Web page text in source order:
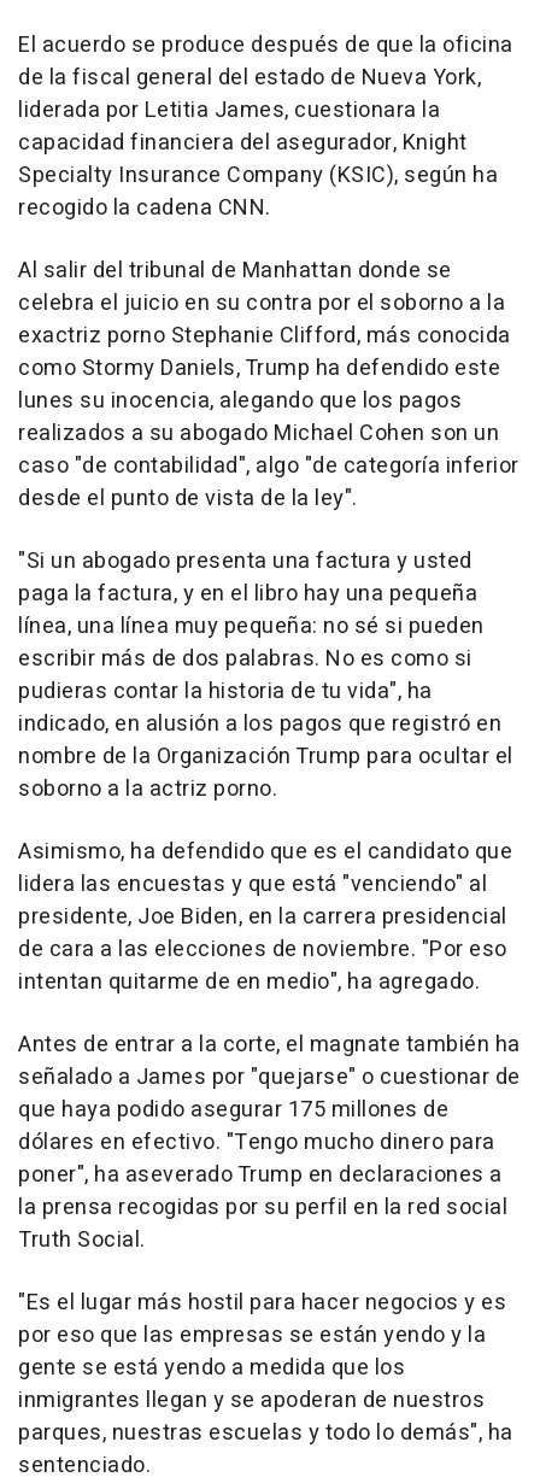
El acuerdo se produce después de que la oficina
de la fiscal general del estado de Nueva York,
liderada por Letitia James, cuestionara la
capacidad financiera del asegurador, Knight
Specialty Insurance Company (KSIC), según ha
recogido la cadena CNN.
Al salir del tribunal de Manhattan donde se
celebra el juicio en su contra por el soborno a la
exactriz porno Stephanie Clifford, más conocida
como Stormy Daniels, Trump ha defendido este
lunes su inocencia, alegando que los pagos
realizados a su abogado Michael Cohen son un
caso "de contabilidad", algo "de categoría inferior
desde el punto de vista de la ley".
"Si un abogado presenta una factura y usted
paga la factura, y en el libro hay una pequeña
línea, una línea muy pequeña: no sé si pueden
escribir más de dos palabras. No es como si
pudieras contar la historia de tu vida", ha
indicado, en alusión a los pagos que registró en
nombre de la Organización Trump para ocultar el
soborno a la actriz porno.
Asimismo, ha defendido que es el candidato que
lidera las encuestas y que está "venciendo" al
presidente, Joe Biden, en la carrera presidencial
de cara a las elecciones de noviembre. "Por eso
intentan quitarme de en medio", ha agregado.
Antes de entrar a la corte, el magnate también ha
señalado a James por "quejarse" o cuestionar de
que haya podido asegurar 175 millones de
dólares en efectivo. "Tengo mucho dinero para
poner", ha aseverado Trump en declaraciones a
la prensa recogidas por su perfil en la red social
Truth Social.
"Es el lugar más hostil para hacer negocios y es
por eso que las empresas se están yendo y la
gente se está yendo a medida que los
inmigrantes llegan y se apoderan de nuestros
parques, nuestras escuelas y todo lo demás", ha
sentenciado.